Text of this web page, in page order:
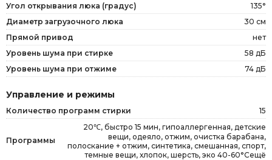
Угол открывания люка (градус)
135°
Диаметр загрузочного люка
30 см
Прямой привод
нет
Уровень шума при стирке
58 дБ
Уровень шума при отжиме
74 дБ
Управление и режимы
Количество программ стирки 15
Программы
20℃, быстро 15 мин, гипоаллергенная, детские
вещи, одеяло, отжим, очистка барабана,
полоскание + отжим, синтетика, смешанная, спорт,
темные вещи, хлопок, шерсть, эко 40-60°Сещё